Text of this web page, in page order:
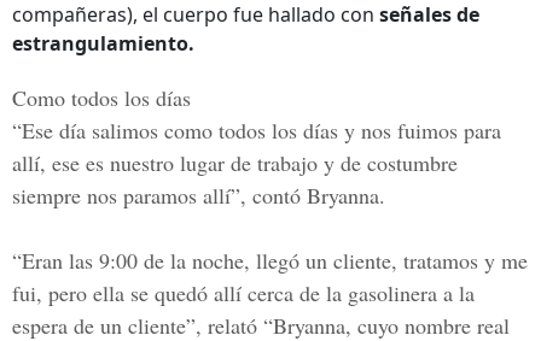
compañeras), el cuerpo fue hallado con señales de
estrangulamiento.
Como todos los días
“Ese día salimos como todos los días y nos fuimos para
allí, ese es nuestro lugar de trabajo y de costumbre
siempre nos paramos allí”, contó Bryanna.
“Eran las 9:00 de la noche, llegó un cliente, tratamos y me
fui, pero ella se quedó allí cerca de la gasolinera a la
espera de un cliente”, relató “Bryanna, cuyo nombre real